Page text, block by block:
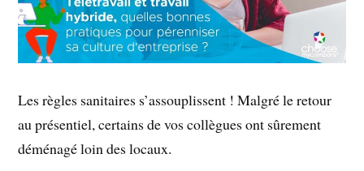
Les règles sanitaires s’assouplissent ! Malgré le retour
au présentiel, certains de vos collègues ont sûrement
déménagé loin des locaux.